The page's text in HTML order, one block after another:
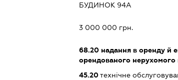
БУДИНОК 94А
3 000 000 грн.
68.20надання в оренду й
орендованого нерухомого
45.20технічне